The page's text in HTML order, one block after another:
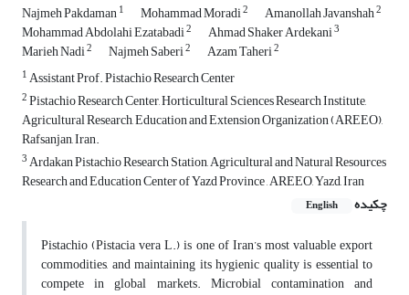
Najmeh Pakdaman1 Mohammad Moradi2 Amanollah Javanshah2
Mohammad Abdolahi Ezatabadi2 Ahmad Shaker Ardekani3
Marieh Nadi2 Najmeh Saberi2 Azam Taheri2
1Assistant Prof. Pistachio Research Center
2Pistachio Research Center, Horticultural Sciences Research Institute,
Agricultural Research, Education and Extension Organization (AREEO),
Rafsanjan, Iran.
3Ardakan Pistachio Research Station, Agricultural and Natural Resources
Research and Education Center of Yazd Province , AREEO, Yazd, Iran
چکیده
English
Pistachio (Pistacia vera L.) is one of Iran’s most valuable export
commodities, and maintaining its hygienic quality is essential to
compete in global markets. Microbial contamination and